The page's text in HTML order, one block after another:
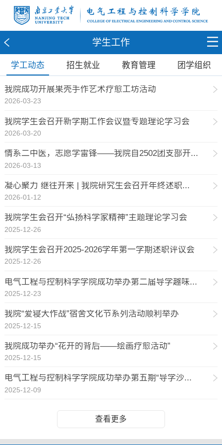
学生工作
学工动态 招生就业 教育管理 团学组织
我院成功开展果壳手作艺术疗愈工坊活动
2026-03-23
我院学生会召开新学期工作会议暨专题理论学习会
2026-03-20
情系二中医，志愿学雷锋——我院自2502团支部开...
2026-03-13
凝心聚力 继往开来 | 我院研究生会召开年终述职...
2026-01-12
我院学生会召开“弘扬科学家精神”主题理论学习会
2025-12-26
我院学生会召开2025-2026学年第一学期述职评议会
2025-12-26
电气工程与控制科学学院成功举办第二届导学趣味...
2025-12-23
我院“爱寝大作战”宿舍文化节系列活动顺利举办
2025-12-15
我院成功举办“花开的背后——绘画疗愈活动”
2025-12-15
电气工程与控制科学学院成功举办第五期“导学沙...
2025-12-09
查看更多